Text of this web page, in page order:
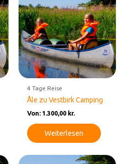
4 Tage Reise
Åle zu Vestbirk Camping
Von: 1.300,00 kr.
Weiterlesen